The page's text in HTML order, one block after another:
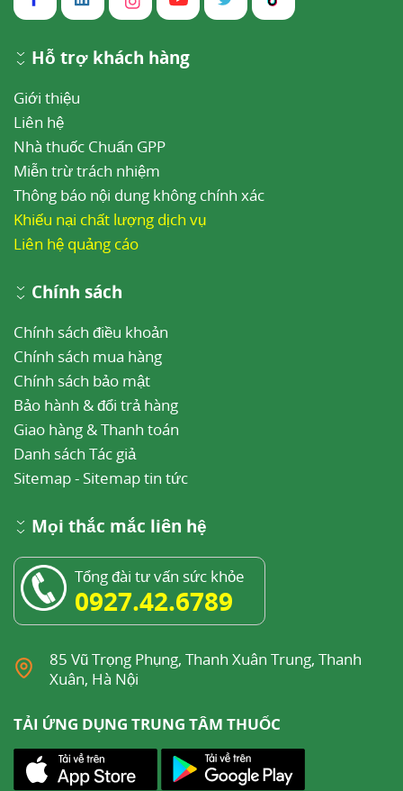
Hỗ trợ khách hàng
Giới thiệu
Liên hệ
Nhà thuốc Chuẩn GPP
Miễn trừ trách nhiệm
Thông báo nội dung không chính xác
Khiếu nại chất lượng dịch vụ
Liên hệ quảng cáo
Chính sách
Chính sách điều khoản
Chính sách mua hàng
Chính sách bảo mật
Bảo hành & đổi trả hàng
Giao hàng & Thanh toán
Danh sách Tác giả
Sitemap- Sitemap tin tức
Mọi thắc mắc liên hệ
Tổng đài tư vấn sức khỏe
0927.42.6789
85 Vũ Trọng Phụng, Thanh Xuân Trung, Thanh
Xuân, Hà Nội
TẢI ỨNG DỤNG TRUNG TÂM THUỐC